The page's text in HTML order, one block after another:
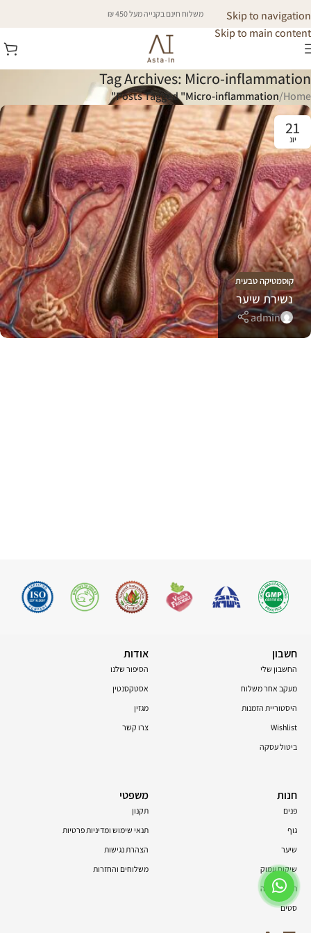
Skip to navigation
Skip to main content
משלוח חינם בקנייה מעל 450 ₪
Tag Archives: Micro-inflammation
Home
/
Posts Tagged "Micro-inflammation"
21
יונ
קוסמטיקה טבעית
נשירת שיער
admin
חשבון
החשבון שלי
מעקב אחר משלוח
היסטוריית הזמנות
Wishlist
ביטול עסקה
אודות
הסיפור שלנו
אסטקסנטין
מגזין
צרו קשר
חנות
פנים
גוף
שיער
שיקום עמוק
תוספי תזונה
סטים
משפטי
תקנון
תנאי שימוש ומדיניות פרטיות
הצהרת נגישות
משלוחים והחזרות